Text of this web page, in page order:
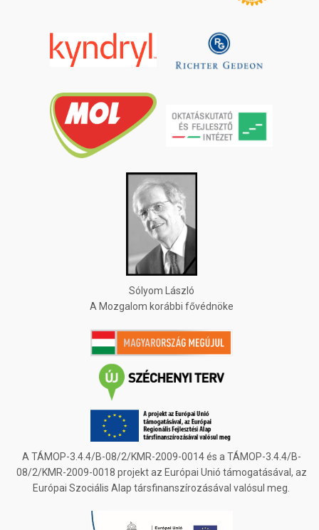
Sólyom László
A Mozgalom korábbi fővédnöke
A TÁMOP-3.4.4/B-08/2/KMR-2009-0014 és a TÁMOP-3.4.4/B-
08/2/KMR-2009-0018 projekt az Európai Unió támogatásával, az
Európai Szociális Alap társfinanszírozásával valósul meg.